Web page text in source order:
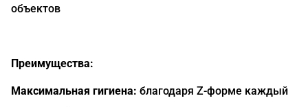
объектов
Преимущества:
Максимальная гигиена: благодаря Z-форме каждый